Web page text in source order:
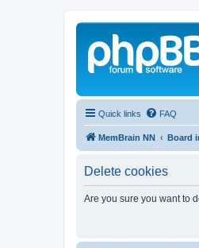
Quick links FAQ
MemBrain NN Board
Delete cookies
Are you sure you want to